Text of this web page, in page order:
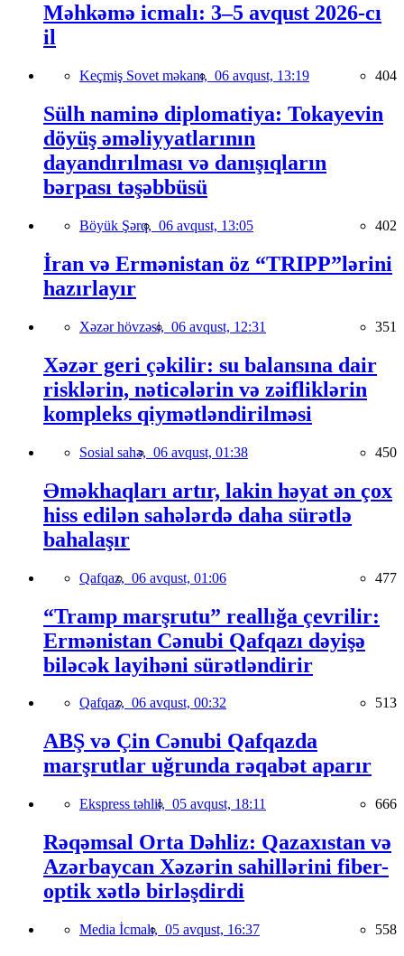
Məhkəmə icmalı: 3–5 avqust 2026-cı
il
Keçmiş Sovet məkanı, 06 avqust, 13:19 404
Sülh naminə diplomatiya: Tokayevin
döyüş əməliyyatlarının
dayandırılması və danışıqların
bərpası təşəbbüsü
Böyük Şərq, 06 avqust, 13:05 402
İran və Ermənistan öz “TRIPP”lərini
hazırlayır
Xəzər hövzəsi, 06 avqust, 12:31 351
Xəzər geri çəkilir: su balansına dair
risklərin, nəticələrin və zəifliklərin
kompleks qiymətləndirilməsi
Sosial sahə, 06 avqust, 01:38 450
Əməkhaqları artır, lakin həyat ən çox
hiss edilən sahələrdə daha sürətlə
bahalaşır
Qafqaz, 06 avqust, 01:06 477
“Tramp marşrutu” reallığa çevrilir:
Ermənistan Cənubi Qafqazı dəyişə
biləcək layihəni sürətləndirir
Qafqaz, 06 avqust, 00:32 513
ABŞ və Çin Cənubi Qafqazda
marşrutlar uğrunda rəqabət aparır
Ekspress təhlil, 05 avqust, 18:11 666
Rəqəmsal Orta Dəhliz: Qazaxıstan və
Azərbaycan Xəzərin sahillərini fiber-
optik xətlə birləşdirdi
Media İcmalı, 05 avqust, 16:37 558